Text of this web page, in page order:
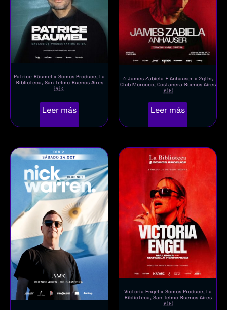
Patrice Bäumel x Somos Produce, La
Biblioteca, San Telmo Buenos Aires
🇦🇷
Leer más
⭐ James Zabiela + Anhauser x 2gthr,
Club Morocco, Costanera Buenos Aires
🇦🇷
Leer más
Victoria Engel x Somos Produce, La
Biblioteca, San Telmo Buenos Aires
🇦🇷